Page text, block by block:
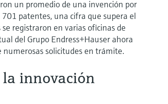
un promedio de una invención por
patentes, una cifra que supera el
registraron en varias oficinas de
del Grupo Endress+Hauser ahora
numerosas solicitudes en trámite.
la innovación